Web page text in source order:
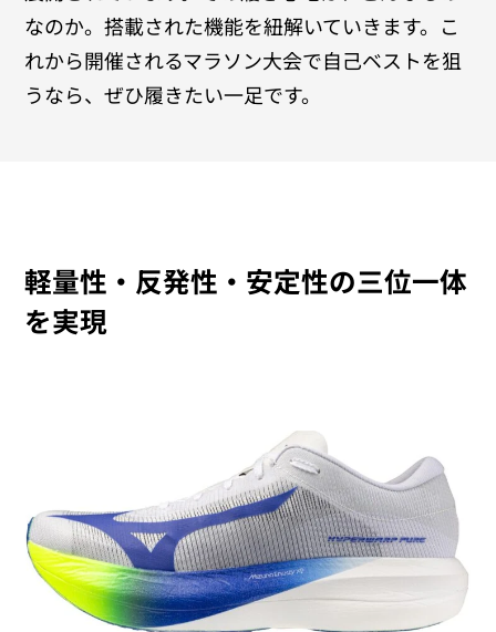
なのか。搭載された機能を紐解いていきます。こ
れから開催されるマラソン大会で自己ベストを狙
うなら、ぜひ履きたい一足です。
軽量性・反発性・安定性の三位一体
を実現